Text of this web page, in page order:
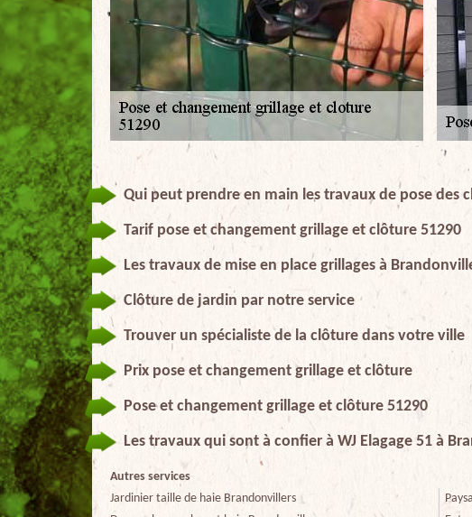
Qui peut prendre en main les travaux de pose des
Tarif pose et changement grillage et clôture 51290
Les travaux de mise en place grillages à
Clôture de jardin par notre service
Trouver un spécialiste de la clôture dans votre ville
Prix pose et changement grillage et clôture
Pose et changement grillage et clôture 51290
Les travaux qui sont à confier à WJ Elagage 51 à
Autres services
Jardinier taille de haie Brandonvillers